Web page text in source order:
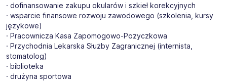
· dofinansowanie zakupu okularów i szkieł korekcyjnych
· wsparcie finansowe rozwoju zawodowego (szkolenia, kursy
językowe)
· Pracownicza Kasa Zapomogowo-Pożyczkowa
· Przychodnia Lekarska Służby Zagranicznej (internista,
stomatolog)
· biblioteka
· drużyna sportowa